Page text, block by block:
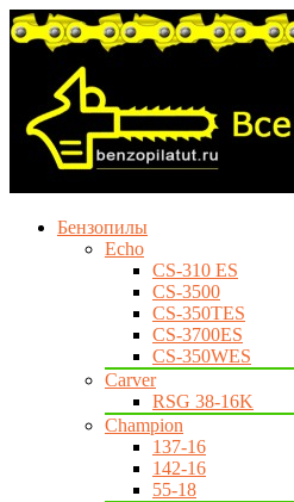
Бензопилы
Echo
CS-310 ES
CS-3500
CS-350TES
CS-3700ES
CS-350WES
Carver
RSG 38-16K
Champion
137-16
142-16
55-18